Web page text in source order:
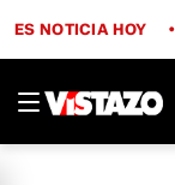
ES NOTICIA HOY